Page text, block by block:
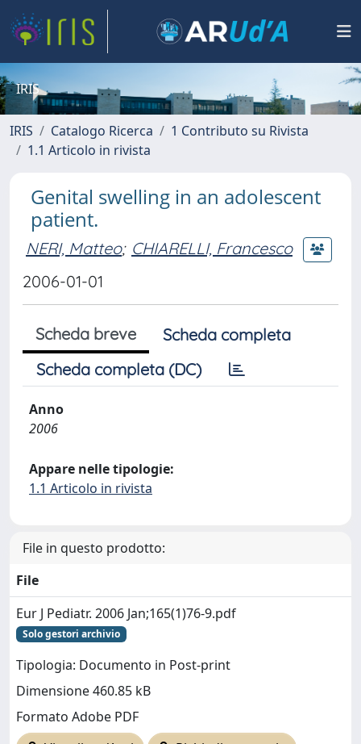
IRIS
IRIS Catalogo Ricerca
1 Contributo su Rivista
1.1 Articolo in rivista
Genital swelling in an adolescent
patient.
NERI, Matteo; CHIARELLI, Francesco
2006-01-01
Scheda breve
Scheda completa
Scheda completa (DC)
Anno
2006
Appare nelle tipologie:
1.1 Articolo in rivista
File in questo prodotto:
File
Eur J Pediatr. 2006 Jan;165(1)76-9.pdf
Solo gestori archivio
Tipologia: Documento in Post-print
Dimensione 460.85 kB
Formato Adobe PDF